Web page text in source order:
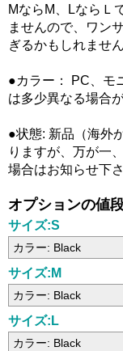
MならM、LならＬ
ませんので、ワン
ぎるかもしれませ
●カラー： PC、モ
は多少異なる場合
●状態: 新品（海外
りますが、万が一
場合はお知らせ下さ
オプションの値
サイズ:S
カラー: Black
サイズ:M
カラー: Black
サイズ:L
カラー: Black